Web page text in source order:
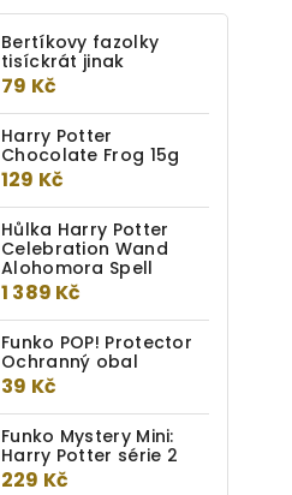
Bertíkovy fazolky
tisíckrát jinak
79 Kč
Harry Potter
Chocolate Frog 15g
129 Kč
Hůlka Harry Potter
Celebration Wand
Alohomora Spell
1 389 Kč
Funko POP! Protector
Ochranný obal
39 Kč
Funko Mystery Mini:
Harry Potter série 2
229 Kč